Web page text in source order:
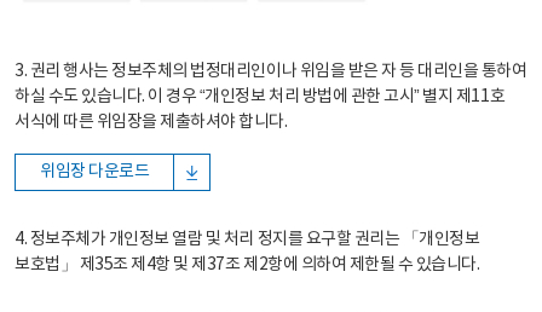
3. 권리 행사는 정보주체의 법정대리인이나 위임을 받은 자 등 대리인을 통하여
하실 수도 있습니다. 이 경우 “개인정보 처리 방법에 관한 고시” 별지 제11호
서식에 따른 위임장을 제출하셔야 합니다.
위임장 다운로드
4. 정보주체가 개인정보 열람 및 처리 정지를 요구할 권리는 「개인정보
보호법」 제35조 제4항 및 제37조 제2항에 의하여 제한될 수 있습니다.